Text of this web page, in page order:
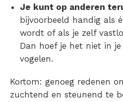
Je kunt op anderen
bijvoorbeeld handig als
wordt of als je zelf
Dan hoef je het niet in
vogelen.
Kortom: genoeg redenen
zuchtend en steunend te